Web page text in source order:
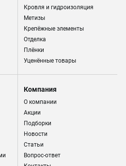
Кровля и гидроизоляция
Метизы
Крепёжные элементы
Отделка
Плёнки
Уценённые товары
Компания
О компании
Акции
Подборки
Новости
Статьи
Вопрос-ответ